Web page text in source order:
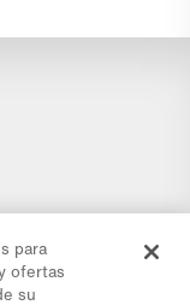
para
ofertas
su